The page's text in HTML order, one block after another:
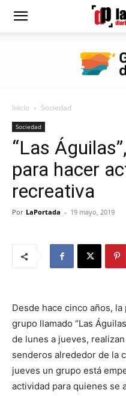
Diario
Portada
Inicio Sociedad
Sociedad
“Las
para hacer
recreativa
Por LaPortada - 19 mayo, 2019
Desde hace cinco años,
grupo llamado “Las
de lunes a jueves,
senderos alrededor de la
jueves un grupo está
actividad para quienes se